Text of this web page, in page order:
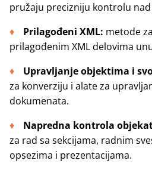
pružaju precizniju kontrolu
Prilagođeni XML: metode
prilagođenim XML delovima
Upravljanje objektima i
za konverziju i alate za
dokumenata.
Napredna kontrola
za rad sa sekcijama, radnim
opsezima i prezentacijama.